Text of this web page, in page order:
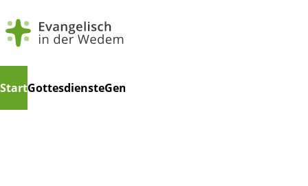
überspringen
StartGottesdiensteGemeindeleben